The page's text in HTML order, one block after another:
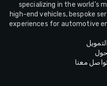
specializing in the world’s
high-end vehicles, bespoke
experiences for automotive
التمويل
حول
معنا